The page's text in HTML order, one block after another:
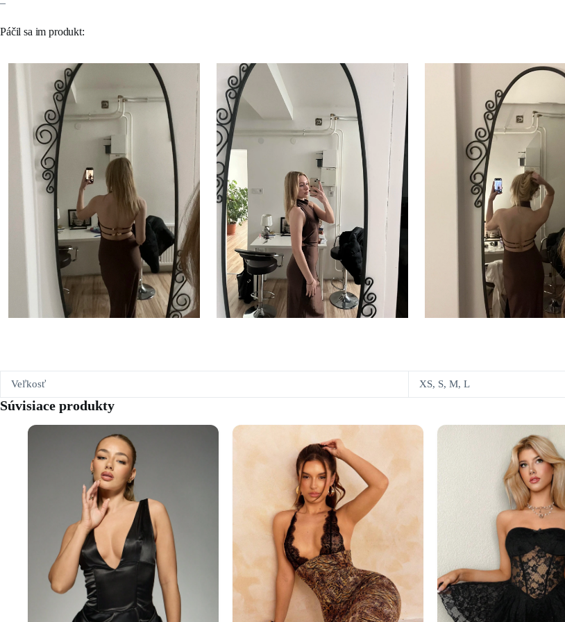
Páčil sa im produkt:
Veľkosť XS, S, M, L
Súvisiace produkty